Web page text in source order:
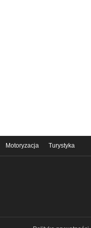
Motoryzacja Turystyka